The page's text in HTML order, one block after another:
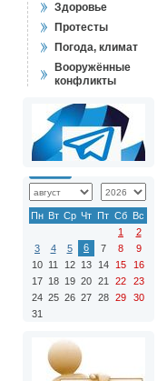
Здоровье
Протесты
Погода, климат
Вооружённые
конфликты
Пн Вт Ср Чт Пт Сб Вс
1
2
3
4 5 6 7 8
9
10 11 12 13 14 15
16
17 18 19 20 21 22
23
24 25 26 27 28 29
30
31